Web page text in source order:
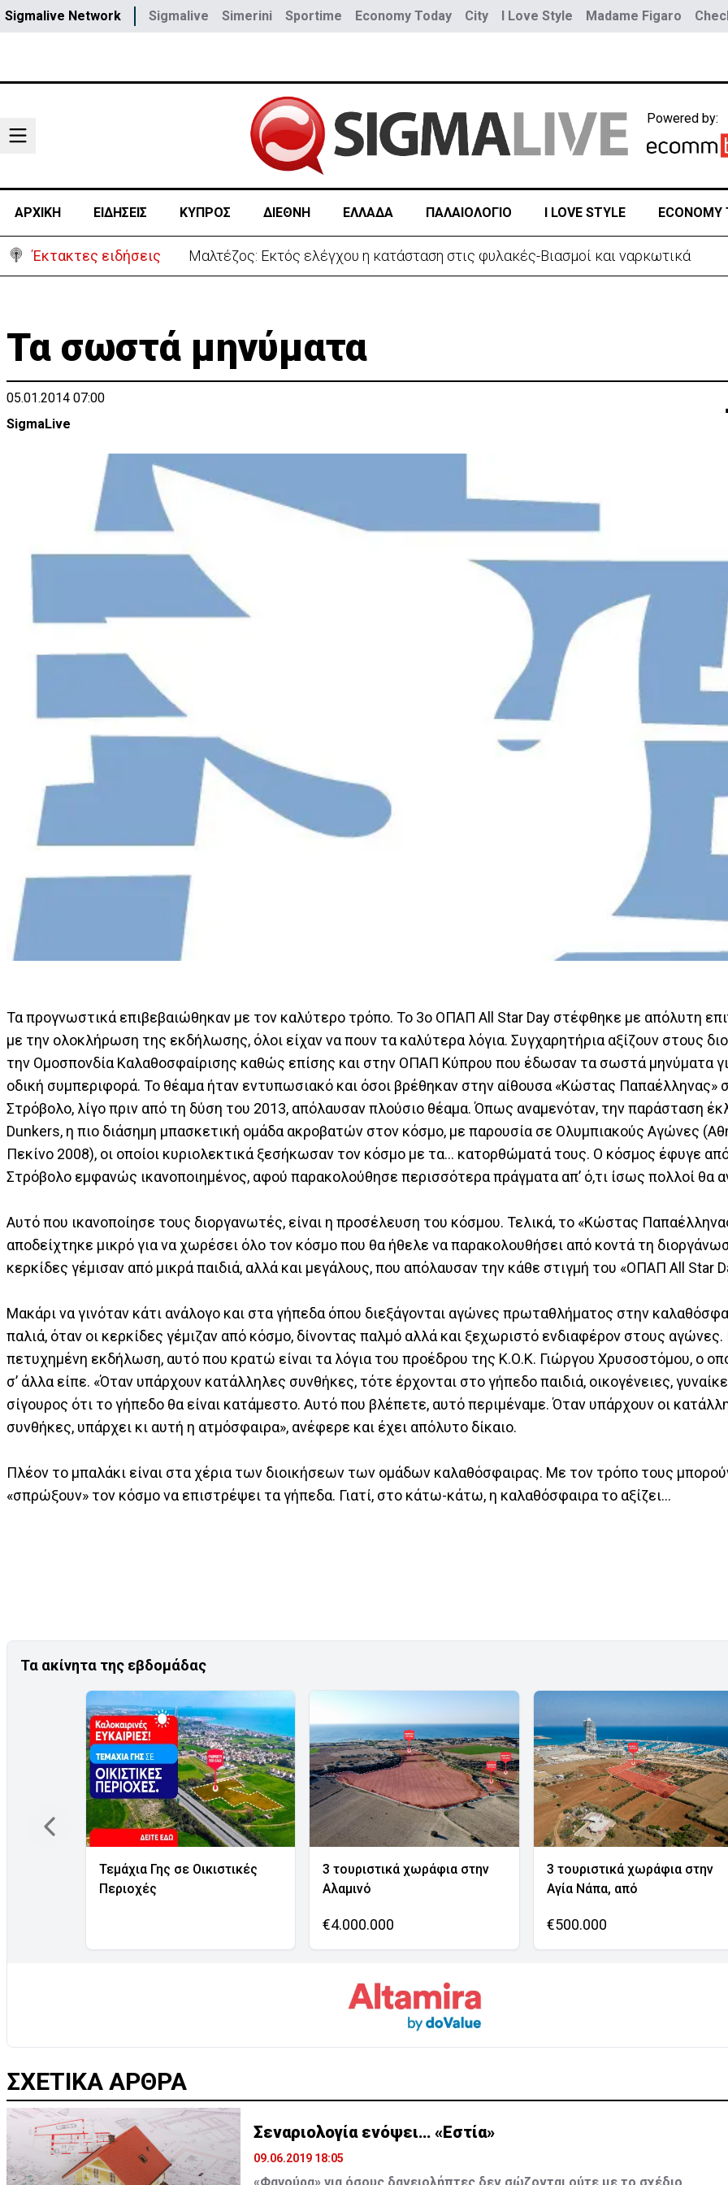
Sigmalive Network Sigmalive Simerini Sportime Economy Today City I Love Style Madame Figaro
Powered by:
ΑΡΧΙΚΗ ΕΙΔΗΣΕΙΣ ΚΥΠΡΟΣ ΔΙΕΘΝΗ ΕΛΛΑΔΑ ΠΑΛΑΙΟΛΟΓΙΟ I LOVE STYLE ECONOMY
Έκτακτες ειδήσεις Χειροπέδες σε 37χρονο-Παρίστανε τον εισαγωγέα αυτοκινήτων και άρπαξε
Τα σωστά μηνύματα
05.01.2014 07:00
SigmaLive
Τα προγνωστικά επιβεβαιώθηκαν με τον καλύτερο τρόπο. Το 3ο ΟΠΑΠ All Star Day στέφθηκε με απόλυτη
με την ολοκλήρωση της εκδήλωσης, όλοι είχαν να πουν τα καλύτερα λόγια. Συγχαρητήρια αξίζουν στους
την Ομοσπονδία Καλαθοσφαίρισης καθώς επίσης και στην ΟΠΑΠ Κύπρου που έδωσαν τα σωστά μηνύματα
οδική συμπεριφορά. Το θέαμα ήταν εντυπωσιακό και όσοι βρέθηκαν στην αίθουσα «Κώστας Παπαέλληνας»
Στρόβολο, λίγο πριν από τη δύση του 2013, απόλαυσαν πλούσιο θέαμα. Όπως αναμενόταν, την παράσταση
Dunkers, η πιο διάσημη μπασκετική ομάδα ακροβατών στον κόσμο, με παρουσία σε Ολυμπιακούς Αγώνες
Πεκίνο 2008), οι οποίοι κυριολεκτικά ξεσήκωσαν τον κόσμο με τα… κατορθώματά τους. Ο κόσμος έφυγε
Στρόβολο εμφανώς ικανοποιημένος, αφού παρακολούθησε περισσότερα πράγματα απ’ ό,τι ίσως πολλοί θα
Αυτό που ικανοποίησε τους διοργανωτές, είναι η προσέλευση του κόσμου. Τελικά, το «Κώστας
αποδείχτηκε μικρό για να χωρέσει όλο τον κόσμο που θα ήθελε να παρακολουθήσει από κοντά τη
κερκίδες γέμισαν από μικρά παιδιά, αλλά και μεγάλους, που απόλαυσαν την κάθε στιγμή του «ΟΠΑΠ All Star
Μακάρι να γινόταν κάτι ανάλογο και στα γήπεδα όπου διεξάγονται αγώνες πρωταθλήματος στην
παλιά, όταν οι κερκίδες γέμιζαν από κόσμο, δίνοντας παλμό αλλά και ξεχωριστό ενδιαφέρον στους
πετυχημένη εκδήλωση, αυτό που κρατώ είναι τα λόγια του προέδρου της Κ.Ο.Κ. Γιώργου Χρυσοστόμου, ο
σ’ άλλα είπε. «Όταν υπάρχουν κατάλληλες συνθήκες, τότε έρχονται στο γήπεδο παιδιά, οικογένειες,
σίγουρος ότι το γήπεδο θα είναι κατάμεστο. Αυτό που βλέπετε, αυτό περιμέναμε. Όταν υπάρχουν οι
συνθήκες, υπάρχει κι αυτή η ατμόσφαιρα», ανέφερε και έχει απόλυτο δίκαιο.
Πλέον το μπαλάκι είναι στα χέρια των διοικήσεων των ομάδων καλαθόσφαιρας. Με τον τρόπο τους
«σπρώξουν» τον κόσμο να επιστρέψει τα γήπεδα. Γιατί, στο κάτω-κάτω, η καλαθόσφαιρα το αξίζει…
Τα ακίνητα της εβδομάδας
Τεμάχια Γης σε Οικιστικές
Περιοχές
3 τουριστικά χωράφια στην
Αλαμινό
€4.000.000
3 τουριστικά χωράφια στην
Αγία Νάπα, από
€500.000
ΣΧΕΤΙΚΑ ΑΡΘΡΑ
Σεναριολογία ενόψει… «Εστία»
09.06.2019 18:05
«Φαγούρα» για όσους δανειολήπτες δεν σώζονται ούτε με το σχέδιο